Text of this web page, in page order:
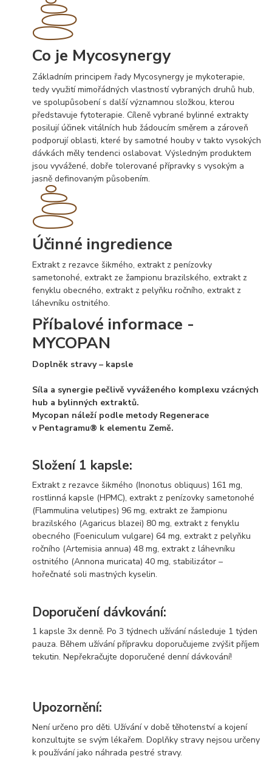
Co je Mycosynergy
Základním principem řady Mycosynergy je mykoterapie,
tedy využití mimořádných vlastností vybraných druhů hub,
ve spolupůsobení s další významnou složkou, kterou
představuje fytoterapie. Cíleně vybrané bylinné extrakty
posilují účinek vitálních hub žádoucím směrem a zároveň
podporují oblasti, které by samotné houby v takto vysokých
dávkách měly tendenci oslabovat. Výsledným produktem
jsou vyvážené, dobře tolerované přípravky s vysokým a
jasně definovaným působením.
Účinné ingredience
Extrakt z rezavce šikmého, extrakt z penízovky
sametonohé, extrakt ze žampionu brazilského, extrakt z
fenyklu obecného, extrakt z pelyňku ročního, extrakt z
láhevníku ostnitého.
Příbalové informace -
MYCOPAN
Doplněk stravy – kapsle
Síla a synergie pečlivě vyváženého komplexu vzácných
hub a bylinných extraktů.
Mycopan náleží podle metody Regenerace
v Pentagramu® k elementu Země.
Složení 1 kapsle:
Extrakt z rezavce šikmého (Inonotus obliquus) 161 mg,
rostlinná kapsle (HPMC), extrakt z penízovky sametonohé
(Flammulina velutipes) 96 mg, extrakt ze žampionu
brazilského (Agaricus blazei) 80 mg, extrakt z fenyklu
obecného (Foeniculum vulgare) 64 mg, extrakt z pelyňku
ročního (Artemisia annua) 48 mg, extrakt z láhevníku
ostnitého (Annona muricata) 40 mg, stabilizátor –
hořečnaté soli mastných kyselin.
Doporučení dávkování:
1 kapsle 3x denně. Po 3 týdnech užívání následuje 1 týden
pauza. Během užívání přípravku doporučujeme zvýšit příjem
tekutin. Nepřekračujte doporučené denní dávkování!
Upozornění:
Není určeno pro děti. Užívání v době těhotenství a kojení
konzultujte se svým lékařem. Doplňky stravy nejsou určeny
k používání jako náhrada pestré stravy.